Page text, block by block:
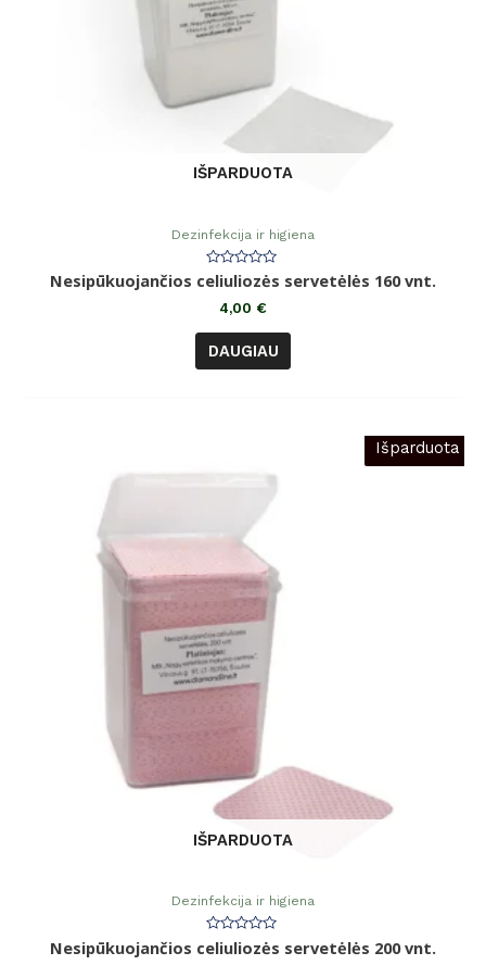
IŠPARDUOTA
Dezinfekcija ir higiena
Įvertinimas:
0
Nesipūkuojančios celiuliozės servetėlės 160 vnt.
4,00 €
DAUGIAU
Išparduota
IŠPARDUOTA
Dezinfekcija ir higiena
Įvertinimas:
0
Nesipūkuojančios celiuliozės servetėlės 200 vnt.